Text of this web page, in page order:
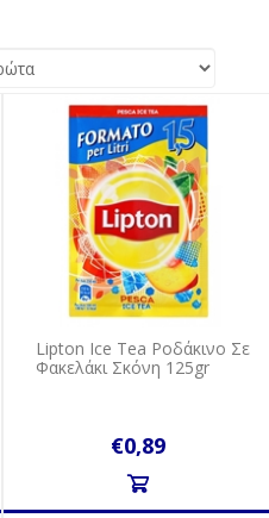
Lipton Ice Tea Ροδάκινο Σε
Φακελάκι Σκόνη 125gr
€0,89